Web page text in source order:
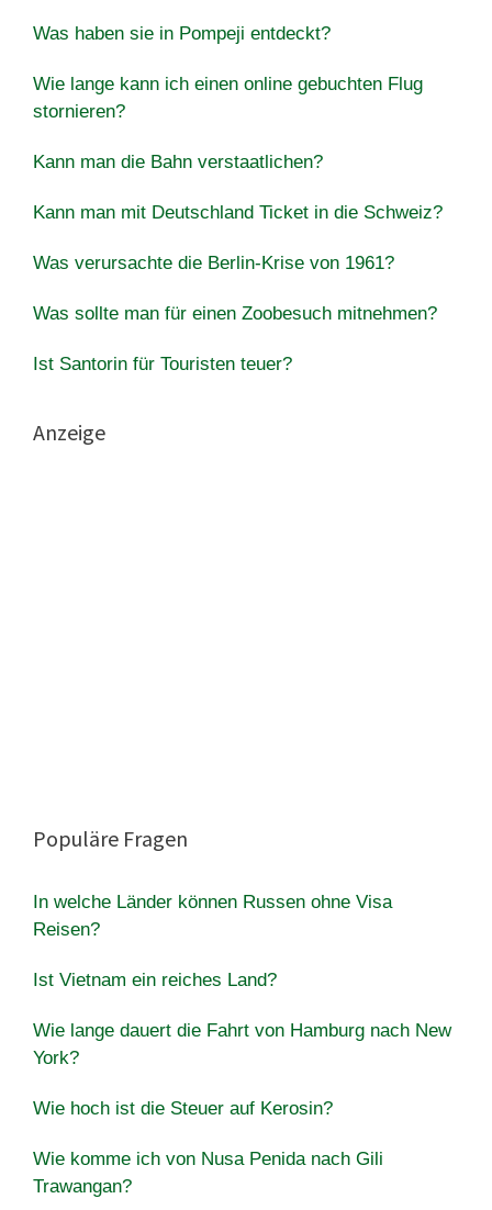
Was haben sie in Pompeji entdeckt?
Wie lange kann ich einen online gebuchten Flug
stornieren?
Kann man die Bahn verstaatlichen?
Kann man mit Deutschland Ticket in die Schweiz?
Was verursachte die Berlin-Krise von 1961?
Was sollte man für einen Zoobesuch mitnehmen?
Ist Santorin für Touristen teuer?
Anzeige
Populäre Fragen
In welche Länder können Russen ohne Visa
Reisen?
Ist Vietnam ein reiches Land?
Wie lange dauert die Fahrt von Hamburg nach New
York?
Wie hoch ist die Steuer auf Kerosin?
Wie komme ich von Nusa Penida nach Gili
Trawangan?